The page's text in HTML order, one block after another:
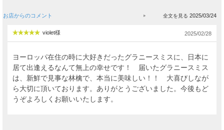
お店からのコメント 2025/03/24
violet様 2025/02/28
ヨーロッパ在住の時に大好きだったグラニースミスに、日本に
居て出逢えるなんて無上の幸せです！ 届いたグラニースミス
は、新鮮で見事な林檎で、本当に美味しい！！ 大喜びしなが
ら大切に頂いております。ありがとうございました。今後もど
うぞよろしくお願いいたします。